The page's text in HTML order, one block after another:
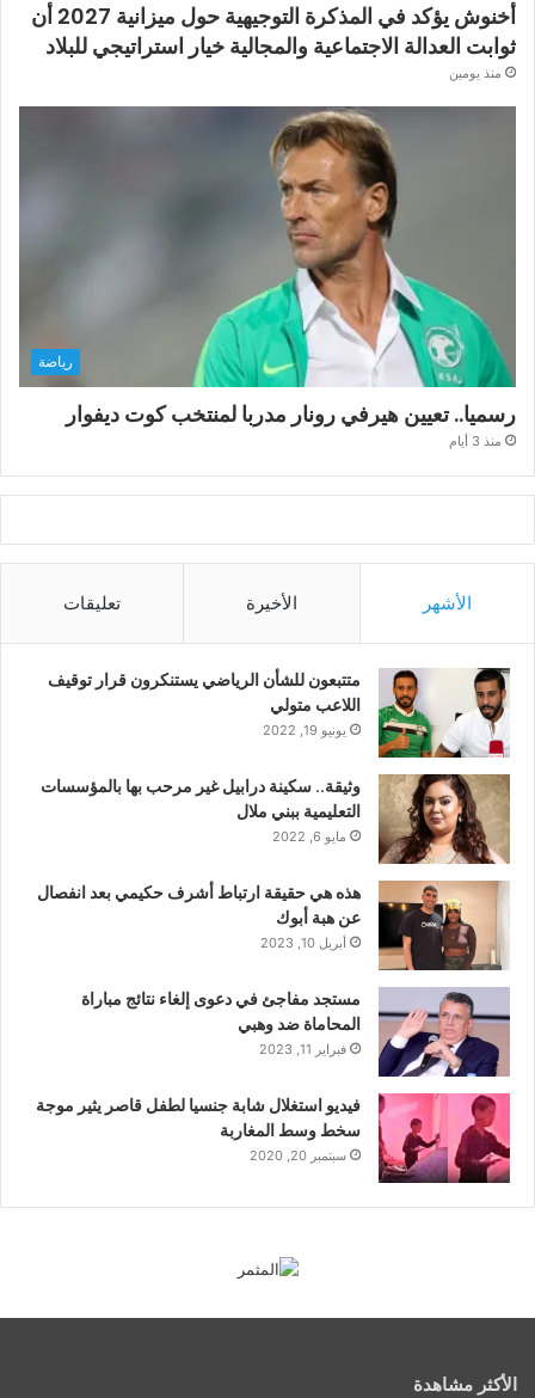
أخنوش يؤكد في المذكرة التوجيهية حول ميزانية 2027 أن
ثوابت العدالة الاجتماعية والمجالية خيار استراتيجي للبلاد
منذ يومين
رياضة
رسميا.. تعيين هيرفي رونار مدربا لمنتخب كوت ديفوار
منذ 3 أيام
الأشهر الأخيرة تعليقات
متتبعون للشأن الرياضي يستنكرون قرار توقيف
اللاعب متولي
يونيو 19, 2022
وثيقة.. سكينة درابيل غير مرحب بها بالمؤسسات
التعليمية ببني ملال
مايو 6, 2022
هذه هي حقيقة ارتباط أشرف حكيمي بعد انفصال
عن هبة أبوك
أبريل 10, 2023
مستجد مفاجئ في دعوى إلغاء نتائج مباراة
المحاماة ضد وهبي
فبراير 11, 2023
فيديو استغلال شابة جنسيا لطفل قاصر يثير موجة
سخط وسط المغاربة
سبتمبر 20, 2020
الأكثر مشاهدة